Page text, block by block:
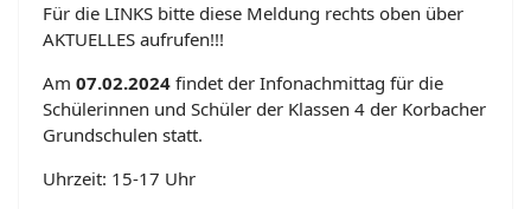
Für die LINKS bitte diese Meldung rechts oben über
AKTUELLES aufrufen!!!
Am 07.02.2024 findet der Infonachmittag für die
Schülerinnen und Schüler der Klassen 4 der Korbacher
Grundschulen statt.
Uhrzeit: 15-17 Uhr